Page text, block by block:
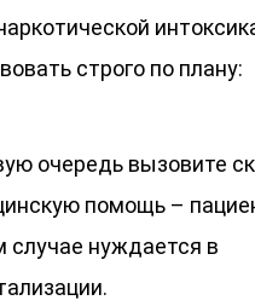
строго по плану:
очередь вызовите
помощь –
случае нуждается в